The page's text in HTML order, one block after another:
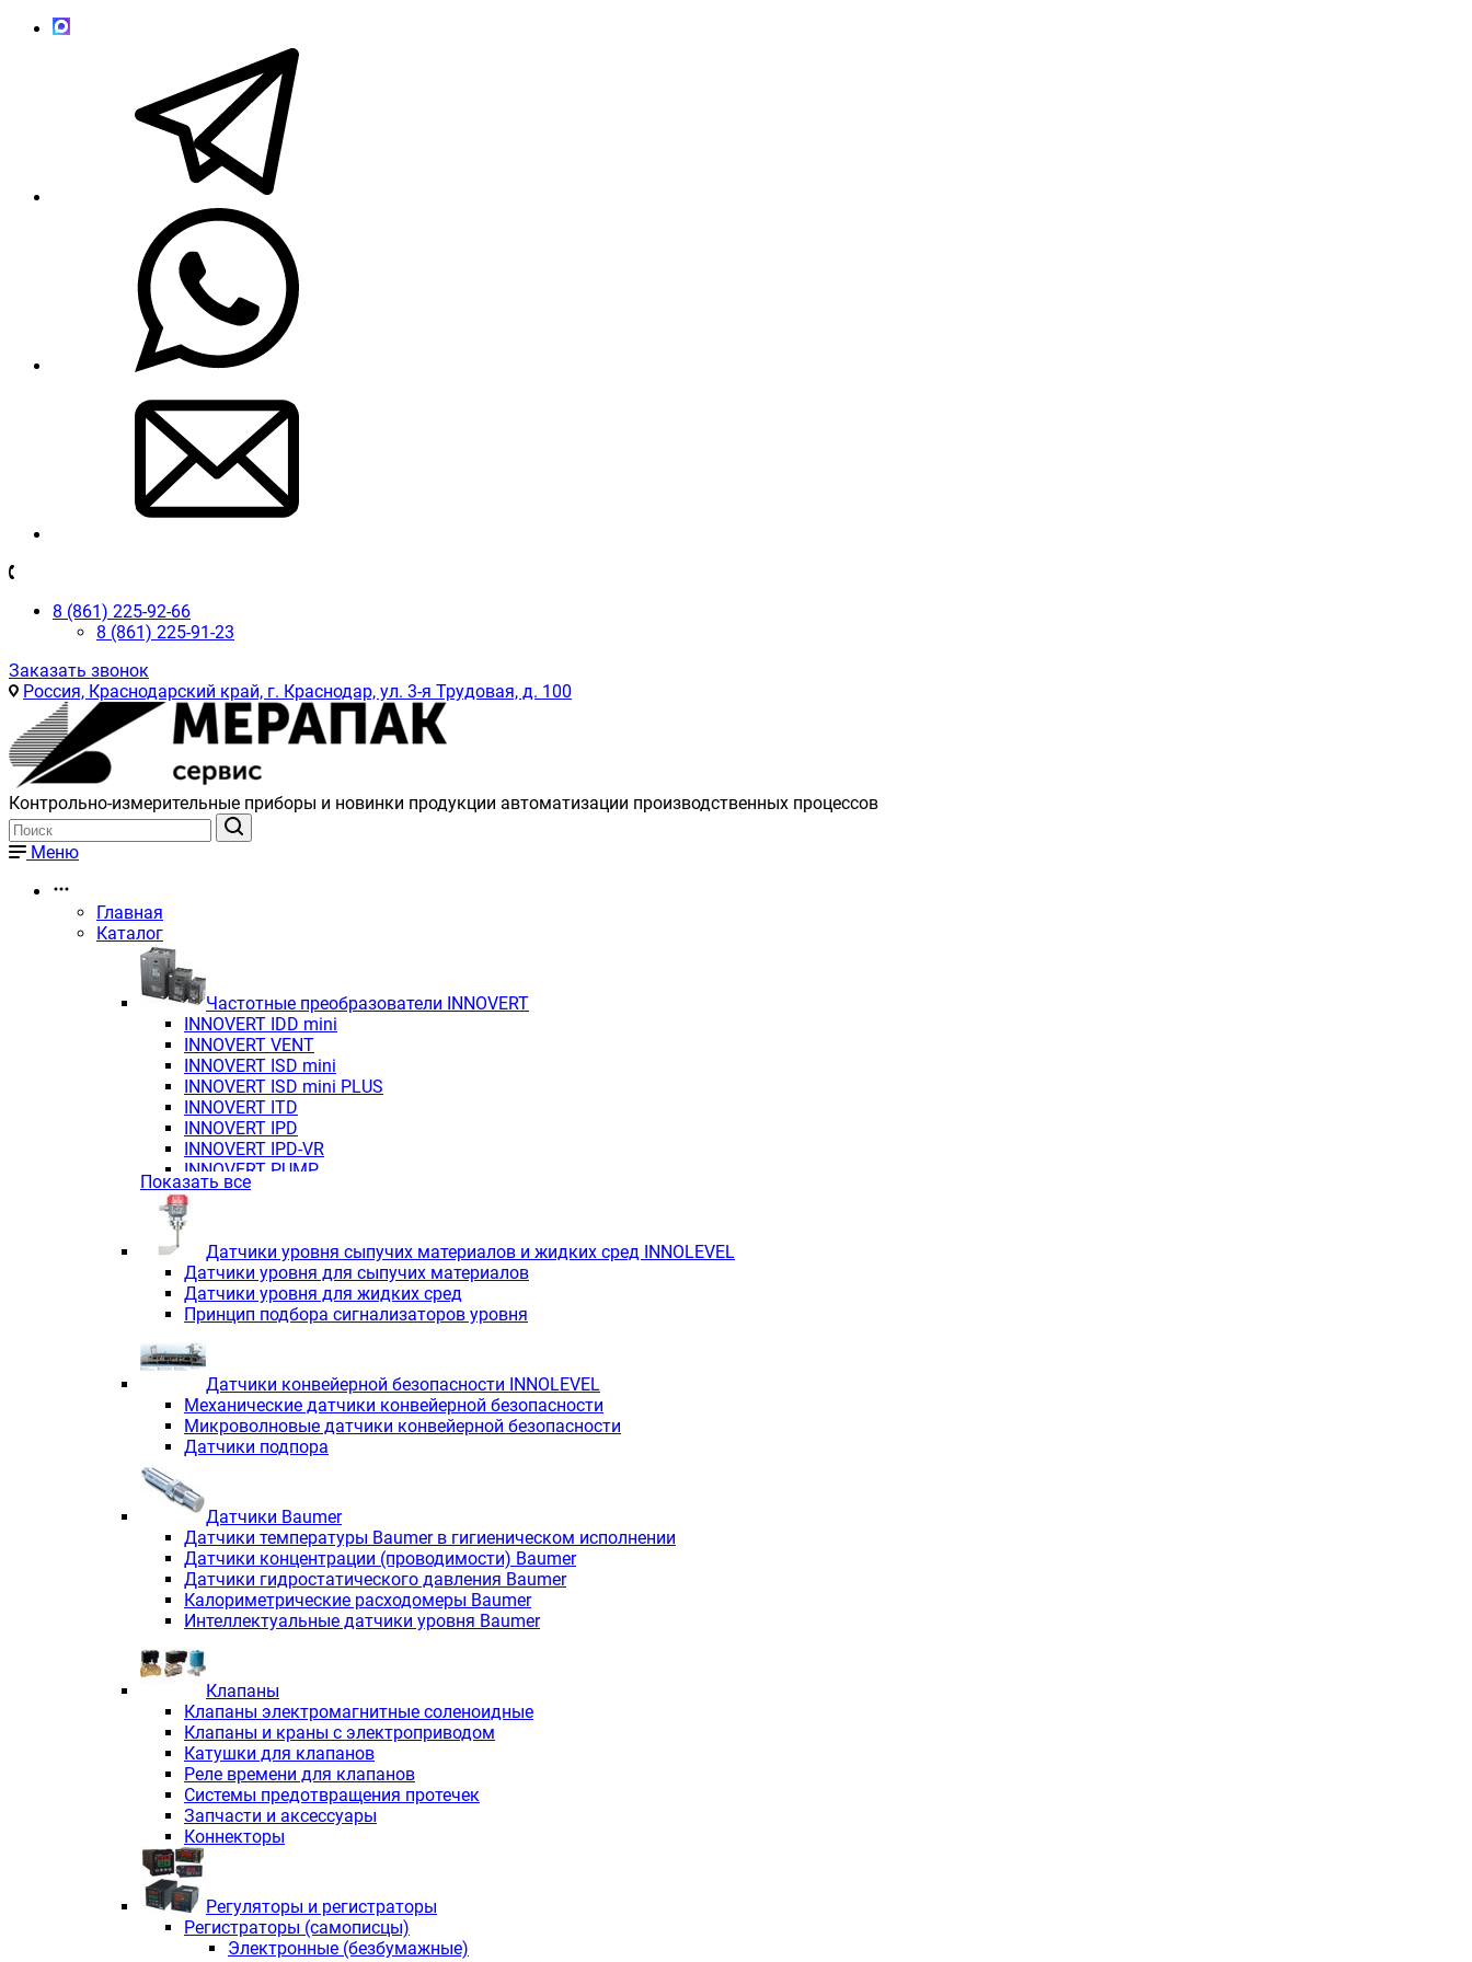
8 (861) 225-92-66
8 (861) 225-91-23
Заказать звонок
Россия, Краснодарский край, г. Краснодар, ул. 3-я Трудовая, д. 100
Контрольно-измерительные приборы и новинки продукции автоматизации производственных процессов
Меню
Главная
Каталог
Частотные преобразователи INNOVERT
INNOVERT IDD mini
INNOVERT VENT
INNOVERT ISD mini
INNOVERT ISD mini PLUS
INNOVERT ITD
INNOVERT IРD
INNOVERT IРD-VR
INNOVERT PUMP
Показать все
Датчики уровня сыпучих материалов и жидких сред INNOLEVEL
Датчики уровня для сыпучих материалов
Датчики уровня для жидких сред
Принцип подбора сигнализаторов уровня
Датчики конвейерной безопасности INNOLEVEL
Механические датчики конвейерной безопасности
Микроволновые датчики конвейерной безопасности
Датчики подпора
Датчики Baumer
Датчики температуры Baumer в гигиеническом исполнении
Датчики концентрации (проводимости) Baumer
Датчики гидростатического давления Baumer
Калориметрические расходомеры Baumer
Интеллектуальные датчики уровня Baumer
Клапаны
Клапаны электромагнитные соленоидные
Клапаны и краны с электроприводом
Катушки для клапанов
Реле времени для клапанов
Системы предотвращения протечек
Запчасти и аксессуары
Коннекторы
Регуляторы и регистраторы
Регистраторы (самописцы)
Электронные (безбумажные)